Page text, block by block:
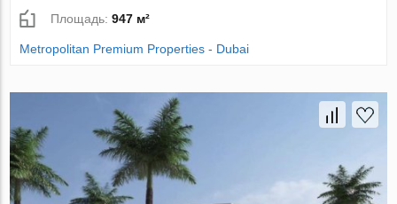
Площадь:947 м²
Metropolitan Premium Properties - Dubai